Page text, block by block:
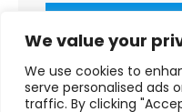
We value your
We use cookies to
serve personalised ads
traffic. By clicking